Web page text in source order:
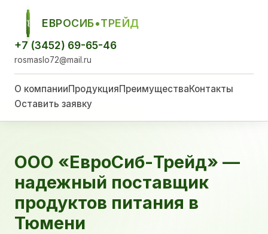
ЕСТ
ЕВРОСИБ•ТРЕЙД
+7 (3452) 69-65-46
rosmaslo72@mail.ru
О компанииПродукцияПреимуществаКонтакты
Оставить заявку
ООО «ЕвроСиб-Трейд» —
надежный поставщик
продуктов питания в
Тюмени